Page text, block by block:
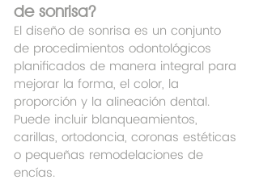
de sonrisa?
El diseño de sonrisa es un conjunto
de procedimientos odontológicos
planificados de manera integral para
mejorar la forma, el color, la
proporción y la alineación dental.
Puede incluir blanqueamientos,
carillas, ortodoncia, coronas estéticas
o pequeñas remodelaciones de
encías.